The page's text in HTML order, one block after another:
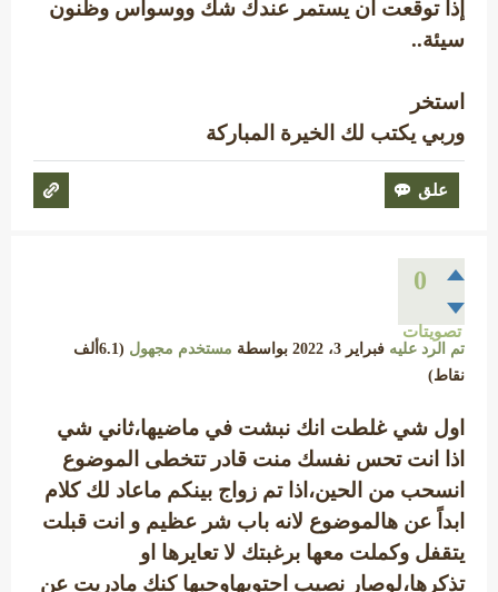
إذا توقعت ان يستمر عندك شك ووسواس وظنون
سيئة..
استخر
وربي يكتب لك الخيرة المباركة
0
تصويتات
تم الرد عليه فبراير 3، 2022 بواسطة مستخدم مجهول (6.1ألف
نقاط)
اول شي غلطت انك نبشت في ماضيها،ثاني شي
اذا انت تحس نفسك منت قادر تتخطى الموضوع
انسحب من الحين،اذا تم زواج بينكم ماعاد لك كلام
ابداً عن هالموضوع لانه باب شر عظيم و انت قبلت
يتقفل وكملت معها برغبتك لا تعايرها او
تذكرها،لوصار نصيب احتويهاوحبها كنك مادريت عن